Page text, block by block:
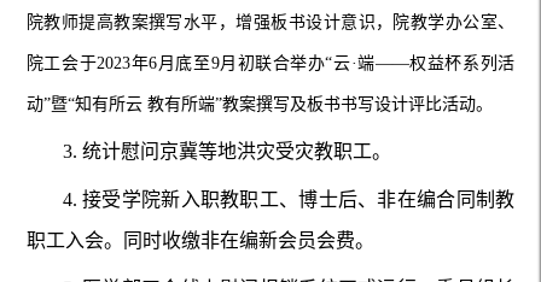
院教师提高教案撰写水平，增强板书设计意识，院教学办公室、
院工会于2023年6月底至9月初联合举办“云·端——权益杯系列活
动”暨“知有所云 教有所端”教案撰写及板书书写设计评比活动。
3. 统计慰问京冀等地洪灾受灾教职工。
4.接受学院新入职教职工、博士后、非在编合同制教
职工入会。同时收缴非在编新会员会费。